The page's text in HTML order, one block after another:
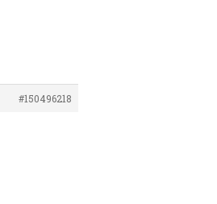
#150496218